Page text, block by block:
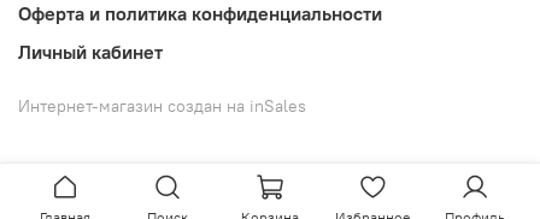
Оферта и политика конфиденциальности
Личный кабинет
Интернет-магазин создан на inSales